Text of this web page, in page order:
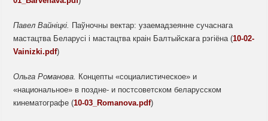
Павел Вайніцкі. Паўночны вектар: узаемадзеянне сучаснага
мастацтва Беларусі і мастацтва краін Балтыйскага рэгіёна (10-02-
Vainizki.pdf)
Ольга Романова. Концепты «социалистическое» и
«национальное» в поздне- и постсоветском беларусском
кинематографе (10-03_Romanova.pdf)